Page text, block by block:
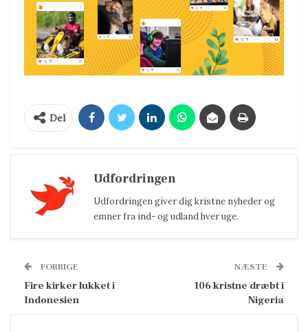
Del
Udfordringen
Udfordringen giver dig kristne nyheder og
emner fra ind- og udland hver uge.
FORRIGE
Fire kirker lukket i
Indonesien
NÆSTE
106 kristne dræbt i
Nigeria